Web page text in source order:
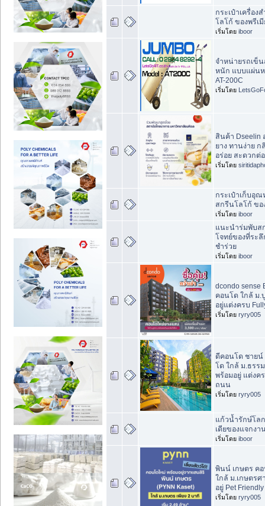
กระเป๋าเครื่อง
โลโก้ ของพรีเ
เริ่มโดย iboor
จำหน่ายรถเข็
หนัก แบบแผ่นห
AT-200C
เริ่มโดย
สินค้า Dseelin
ยาง ทานง่าย
อร่อย สะดวกต่
เริ่มโดย
กระเป๋าเก็บอุ
สกรีนโลโก้ ขอ
เริ่มโดย iboor
แนะนำร่มพับส
โจทย์ของที่ระ
ชำร่วย
เริ่มโดย iboor
dcondo sense
คอนโด ใกล้ ม.
อยู่แต่งครบ
เริ่มโดย ryry005
ดีคอนโด ชายน์
โด ใกล้ ม.ธรร
พร้อมอยู่ แต่งค
ถนน
เริ่มโดย ryry005
แก้วน้ำรักษ์โล
เดียของแจกงา
เริ่มโดย iboor
พินน์ เกษตร ค
ใกล้ ม.เกษตรศ
อยู่ Pet
เริ่มโดย ryry005